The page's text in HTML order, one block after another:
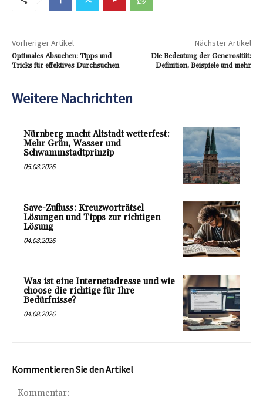
Vorheriger Artikel
Optimales Absuchen: Tipps und
Tricks für effektives Durchsuchen
Nächster Artikel
Die Bedeutung der Generosität:
Definition, Beispiele und mehr
Weitere Nachrichten
Nürnberg macht Altstadt wetterfest:
Mehr Grün, Wasser und
Schwammstadtprinzip
05.08.2026
Save-Zufluss: Kreuzworträtsel
Lösungen und Tipps zur richtigen
Lösung
04.08.2026
Was ist eine Internetadresse und wie
choose die richtige für Ihre
Bedürfnisse?
04.08.2026
Kommentieren Sie den Artikel